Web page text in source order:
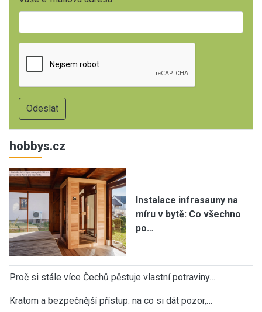
hobbys.cz
Instalace infrasauny na
míru v bytě: Co všechno
po…
Proč si stále více Čechů pěstuje vlastní potraviny…
Kratom a bezpečnější přístup: na co si dát pozor,…